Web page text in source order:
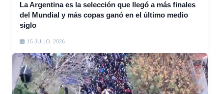
La Argentina es la selección que llegó a más finales
del Mundial y más copas ganó en el último medio
siglo
15 JULIO, 2026